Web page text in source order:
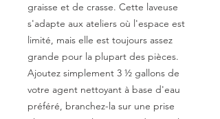
graisse et de crasse. Cette laveuse
s'adapte aux ateliers où l'espace est
limité, mais elle est toujours assez
grande pour la plupart des pièces.
Ajoutez simplement 3 ½ gallons de
votre agent nettoyant à base d'eau
préféré, branchez-la sur une prise